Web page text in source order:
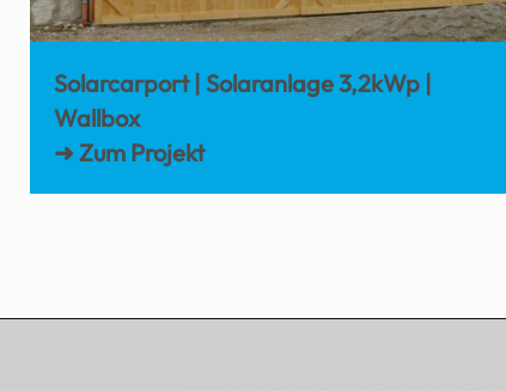
Solarcarport | Solaranlage 3,2kWp |
Wallbox
➜ Zum Projekt